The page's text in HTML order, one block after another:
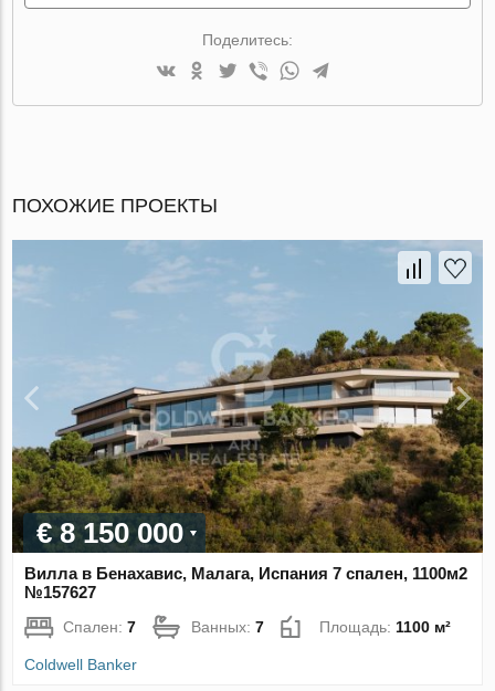
Поделитесь:
ПОХОЖИЕ ПРОЕКТЫ
€ 8 150 000
Вилла в Бенахавис, Малага, Испания 7 спален, 1100м2
№157627
Спален:7 Ванных:7 Площадь:1100 м²
Coldwell Banker